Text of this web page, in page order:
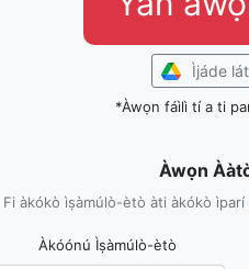
Ìjáde
*Àwọn fáìlì tí a ti
Àwọn
Fi àkókò ìṣàmúlò-ètò àti àkókò
Àkóónú Ìṣàmúlò-ètò